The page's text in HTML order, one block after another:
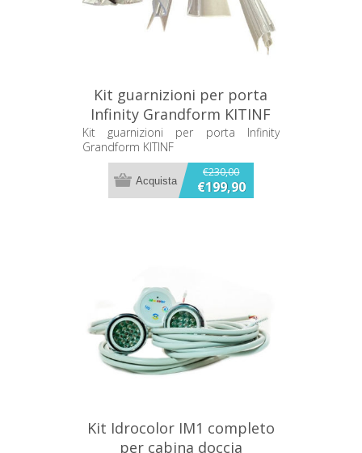
Kit guarnizioni per porta
Infinity Grandform KITINF
Kit guarnizioni per porta Infinity
Grandform KITINF
€230,00
€199,90
Kit Idrocolor IM1 completo
per cabina doccia